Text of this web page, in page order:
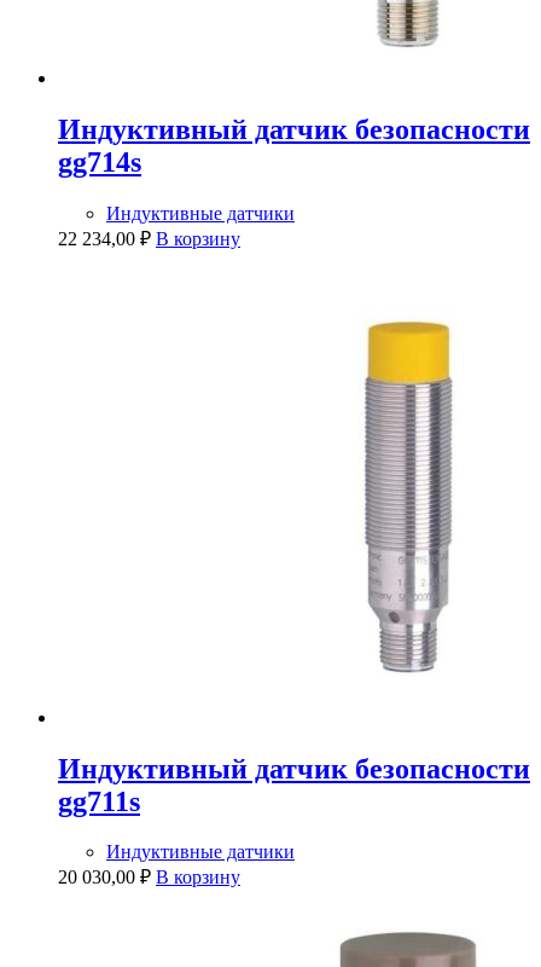
Индуктивный датчик безопасности
gg714s
Индуктивные датчики
22 234,00 ₽ В корзину
Индуктивный датчик безопасности
gg711s
Индуктивные датчики
20 030,00 ₽ В корзину